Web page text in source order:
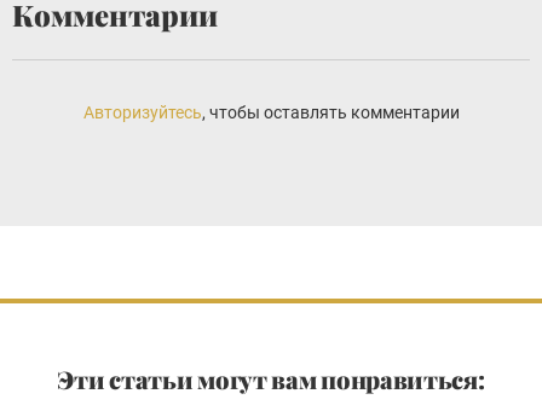
Комментарии
Авторизуйтесь, чтобы оставлять комментарии
Эти статьи могут вам понравиться: